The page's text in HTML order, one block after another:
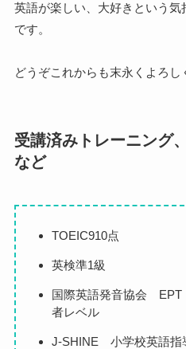
英語が楽しい、大好きという
です。
どうぞこれからも末永くよろし
受講済みトレーニング
など
TOEIC910点
英検準1級
国際英語発音協会 EPT
者レベル
J-SHINE 小学校英語指